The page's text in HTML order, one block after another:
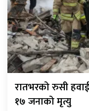
रातभरको रुसी
१७ जनाको मृत्यु